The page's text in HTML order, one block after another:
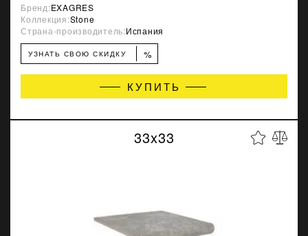
Бренд:EXAGRES
Коллекция:Stone
Страна-производитель:Испания
УЗНАТЬ СВОЮ СКИДКУ %
КУПИТЬ
33x33